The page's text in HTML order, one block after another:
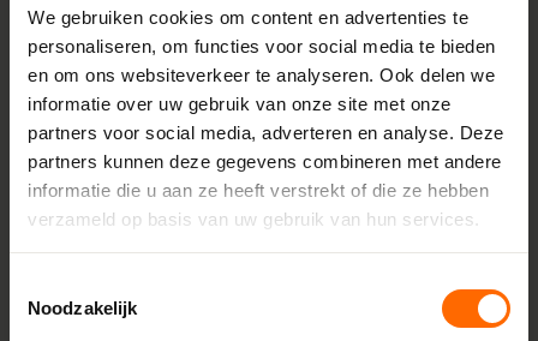
We gebruiken cookies om content en advertenties te
personaliseren, om functies voor social media te bieden
en om ons websiteverkeer te analyseren. Ook delen we
informatie over uw gebruik van onze site met onze
partners voor social media, adverteren en analyse. Deze
partners kunnen deze gegevens combineren met andere
informatie die u aan ze heeft verstrekt of die ze hebben
verzameld op basis van uw gebruik van hun services.
Noodzakelijk
Minimale breedte
872 mm
Maximale breedte
3900 mm
Maximale hoogte